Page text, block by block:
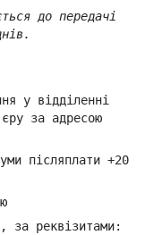
до передачі
у відділенні
за адресою
післяплати +20
за реквізитами: